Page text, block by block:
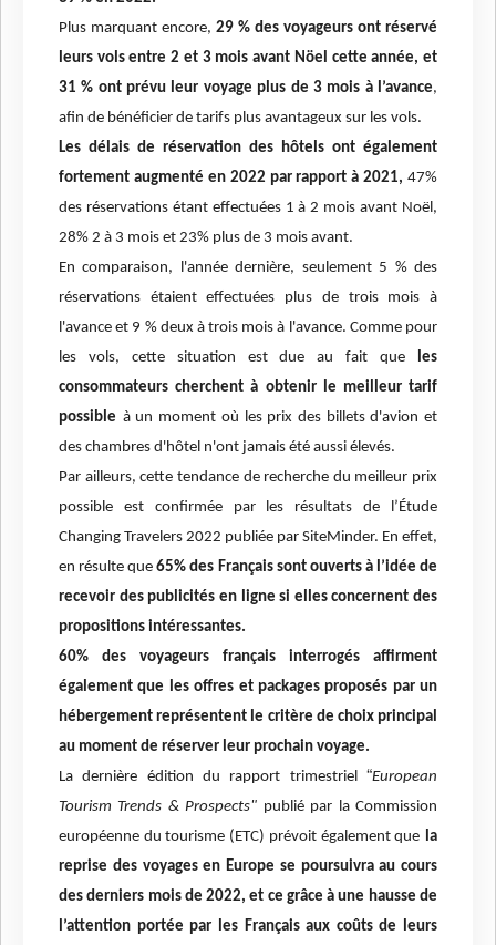
Plus marquant encore, 29 % des voyageurs ont réservé
leurs vols entre 2 et 3 mois avant Nöel cette année, et
31 % ont prévu leur voyage plus de 3 mois à l’avance,
afin de bénéficier de tarifs plus avantageux sur les vols.
Les délais de réservation des hôtels ont également
fortement augmenté en 2022 par rapport à 2021, 47%
des réservations étant effectuées 1 à 2 mois avant Noël,
28% 2 à 3 mois et 23% plus de 3 mois avant.
En comparaison, l'année dernière, seulement 5 % des
réservations étaient effectuées plus de trois mois à
l'avance et 9 % deux à trois mois à l'avance. Comme pour
les vols, cette situation est due au fait que les
consommateurs cherchent à obtenir le meilleur tarif
possible à un moment où les prix des billets d'avion et
des chambres d'hôtel n'ont jamais été aussi élevés.
Par ailleurs, cette tendance de recherche du meilleur prix
possible est confirmée par les résultats de l’Étude
Changing Travelers 2022 publiée par SiteMinder. En effet,
en résulte que65% des Français sont ouverts à l’idée de
recevoir des publicités en ligne si elles concernent des
propositions intéressantes.
60% des voyageurs français interrogés affirment
également que les offres et packages proposés par un
hébergement représentent le critère de choix principal
au moment de réserver leur prochain voyage.
La dernière édition du rapport trimestriel “European
Tourism Trends & Prospects" publié par la Commission
européenne du tourisme (ETC) prévoit également que la
reprise des voyages en Europe se poursuivra au cours
des derniers mois de 2022, et ce grâce à une hausse de
l’attention portée par les Français aux coûts de leurs